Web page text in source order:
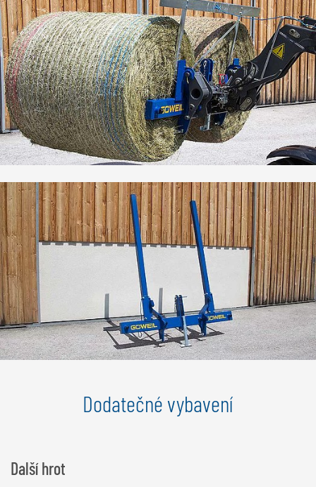
Dodatečné vybavení
Další hrot